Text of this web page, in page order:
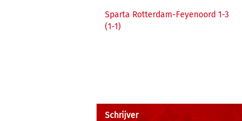
Sparta Rotterdam-Feyenoord 1-3
(1-1)
Schrijver